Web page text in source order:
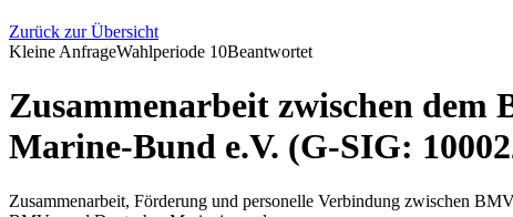
Zurück zur Übersicht
Kleine AnfrageWahlperiode 10Beantwortet
Zusammenarbeit zwischen dem
Marine-Bund e.V. (G-SIG:
Zusammenarbeit, Förderung und personelle Verbindung zwischen